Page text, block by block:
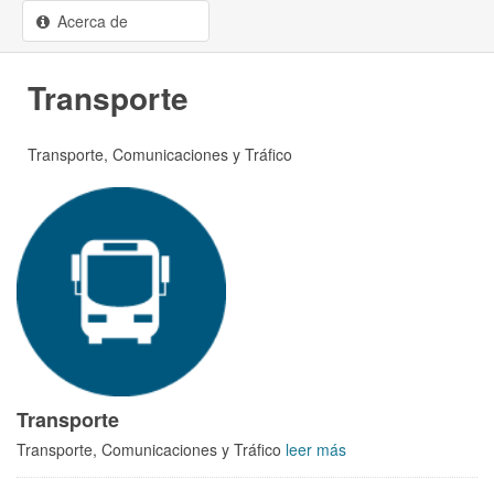
Acerca de
Acerca de
Transporte
Transporte, Comunicaciones y Tráfico
Transporte
Transporte, Comunicaciones y Tráfico leer más